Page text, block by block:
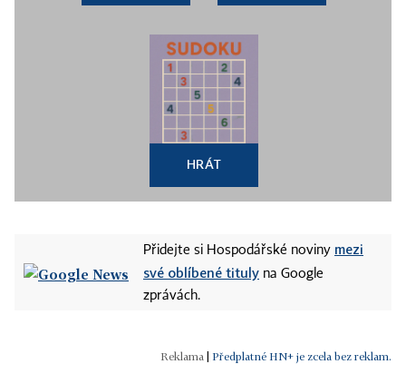
HRÁT
Přidejte si Hospodářské noviny mezi
své oblíbené tituly na Google
zprávách.
Předplatné HN+ je zcela bez reklam.